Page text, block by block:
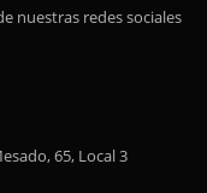
nuestras redes sociales
65, Local 3